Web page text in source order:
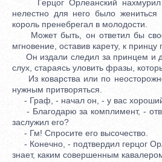
Герцог Орлеанский нахмурил
нелестно для него было жениться
король пренебрегал в молодости.
Может быть, он ответил бы
мгновение, оставив карету, к
Он издали следил за принцем и
слух, стараясь уловить фразы,
Из коварства или по
нужным притворяться.
- Граф, - начал он, - у вас хороший
- Благодарю за комплимент, -
заслужил его?
- Гм! Спросите его высочество.
- Конечно, - подтвердил герцог
знает, каким совершенным